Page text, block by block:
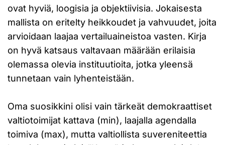
ovat hyviä, loogisia ja objektiivisia. Jokaisesta
mallista on eritelty heikkoudet ja vahvuudet, joita
arvioidaan laajaa vertailuaineistoa vasten. Kirja
on hyvä katsaus valtavaan määrään erilaisia
olemassa olevia instituutioita, jotka yleensä
tunnetaan vain lyhenteistään.
Oma suosikkini olisi vain tärkeät demokraattiset
valtiotoimijat kattava (min), laajalla agendalla
toimiva (max), mutta valtiollista suvereniteettia